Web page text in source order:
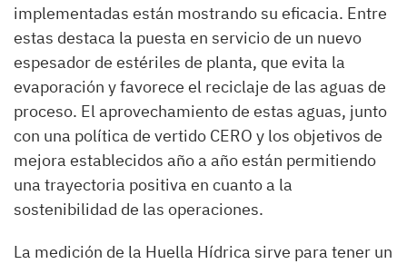
implementadas están mostrando su eficacia. Entre
estas destaca la puesta en servicio de un nuevo
espesador de estériles de planta, que evita la
evaporación y favorece el reciclaje de las aguas de
proceso. El aprovechamiento de estas aguas, junto
con una política de vertido CERO y los objetivos de
mejora establecidos año a año están permitiendo
una trayectoria positiva en cuanto a la
sostenibilidad de las operaciones.
La medición de la Huella Hídrica sirve para tener un